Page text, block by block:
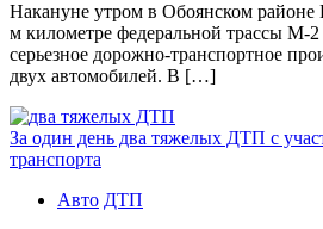
Накануне утром в Обоянском районе
м километре федеральной трассы
серьезное дорожно-транспортное
двух автомобилей. В […]
За один день два тяжелых ДТП с
транспорта
Авто ДТП